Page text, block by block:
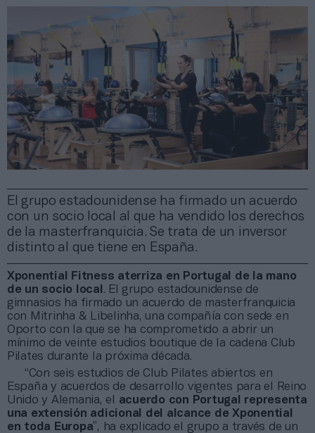
El grupo estadounidense ha firmado un acuerdo
con un socio local al que ha vendido los derechos
de la masterfranquicia. Se trata de un inversor
distinto al que tiene en España.
Xponential Fitness aterriza en Portugal de la mano
de un socio local . El grupo estadounidense de
gimnasios ha firmado un acuerdo de masterfranquicia
con Mitrinha & Libelinha, una compañía con sede en
Oporto con la que se ha comprometido a abrir un
mínimo de veinte estudios boutique de la cadena Club
Pilates durante la próxima década.
“Con seis estudios de Club Pilates abiertos en
España y acuerdos de desarrollo vigentes para el Reino
Unido y Alemania, el acuerdo con Portugal representa
una extensión adicional del alcance de Xponential
en toda Europa”, ha explicado el grupo a través de un